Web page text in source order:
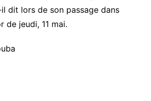
dit lors de son passage dans
de jeudi, 11 mai.